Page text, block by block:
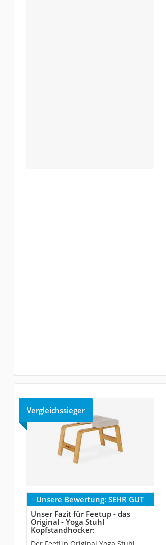
Vergleichssieger
Unsere Bewertung: SEHR GUT
Unser Fazit für Feetup - das
Original - Yoga Stuhl
Kopfstandhocker: